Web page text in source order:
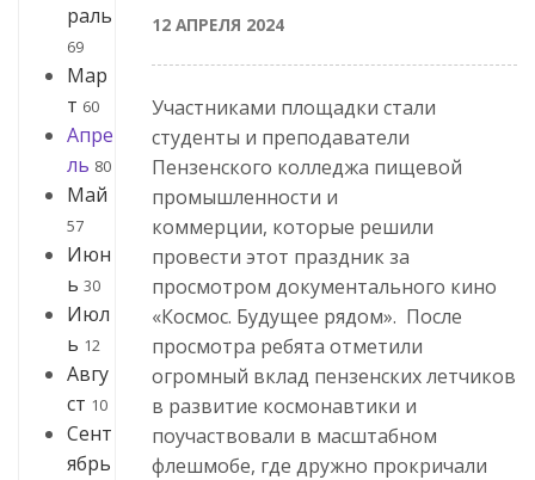
раль
69
Мар
т 60
Апре
ль 80
Май
57
Июн
ь 30
Июл
ь 12
Авгу
ст 10
Сент
ябрь
12 АПРЕЛЯ 2024
Участниками площадки стали
студенты и преподаватели
Пензенского колледжа пищевой
промышленности и
коммерции, которые решили
провести этот праздник за
просмотром документального кино
«Космос. Будущее рядом». После
просмотра ребята отметили
огромный вклад пензенских летчиков
в развитие космонавтики и
поучаствовали в масштабном
флешмобе, где дружно прокричали